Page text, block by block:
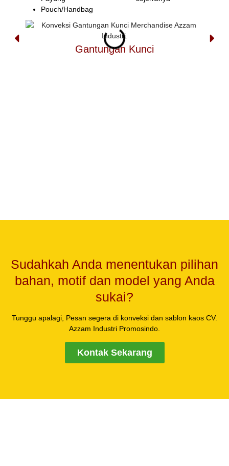
Pouch/Handbag
Gantungan Kunci
Sudahkah Anda menentukan pilihan
bahan, motif dan model yang Anda
sukai?
Tunggu apalagi, Pesan segera di konveksi dan sablon kaos CV.
Azzam Industri Promosindo.
Kontak Sekarang